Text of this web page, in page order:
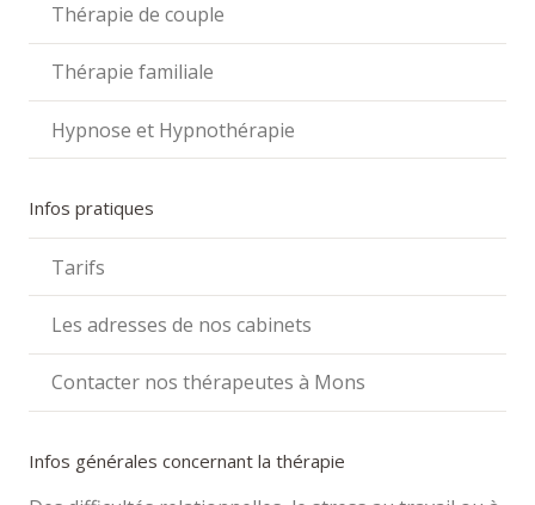
Thérapie de couple
Thérapie familiale
Hypnose et Hypnothérapie
Infos pratiques
Tarifs
Les adresses de nos cabinets
Contacter nos thérapeutes à Mons
Infos générales concernant la thérapie